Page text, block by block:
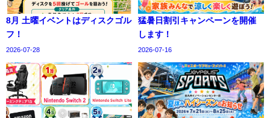
8月 土曜イベントはディスクゴル
フ！
2026-07-28
猛暑日割引キャンペーンを開催
します！
2026-07-16